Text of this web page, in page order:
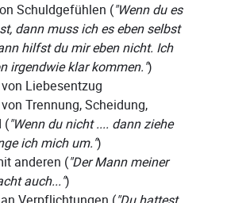
Schuldgefühlen ("Wenn du es
dann muss ich es eben selbst
hilfst du mir eben nicht. Ich
irgendwie klar kommen.")
Liebesentzug
Trennung, Scheidung,
("Wenn du nicht .... dann ziehe
ich mich um.")
anderen ("Der Mann meiner
auch...")